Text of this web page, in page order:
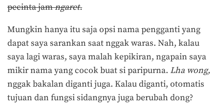
pecinta jamngaret.
Mungkin hanya itu saja opsi nama pengganti yang
dapat saya sarankan saat nggak waras. Nah, kalau
saya lagi waras, saya malah kepikiran, ngapain saya
mikir nama yang cocok buat si paripurna. Lha wong,
nggak bakalan diganti juga. Kalau diganti, otomatis
tujuan dan fungsi sidangnya juga berubah dong?